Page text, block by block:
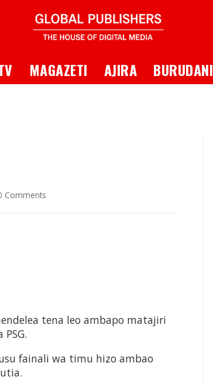
MAGAZETI AJIRA BURUDANI
Comments
tena leo ambapo matajiri
fainali wa timu hizo ambao